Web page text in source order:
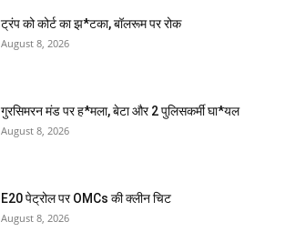
ट्रंप को कोर्ट का झ*टका, बॉलरूम पर रोक
August 8, 2026
गुरसिमरन मंड पर ह*मला, बेटा और 2 पुलिसकर्मी घा*यल
August 8, 2026
E20 पेट्रोल पर OMCs की क्लीन चिट
August 8, 2026